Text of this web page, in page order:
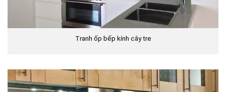
Tranh ốp bếp kính cây tre